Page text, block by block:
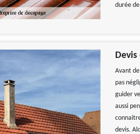
durée
Avant
pas
guider
aussi
devis.